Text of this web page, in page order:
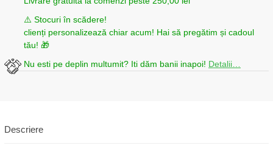
⚠️ Stocuri în scădere!
clienți personalizează chiar acum! Hai să pregătim și cadoul
tău! 🎁
Nu esti pe deplin multumit? Iti dăm banii inapoi! Detalii…
Descriere